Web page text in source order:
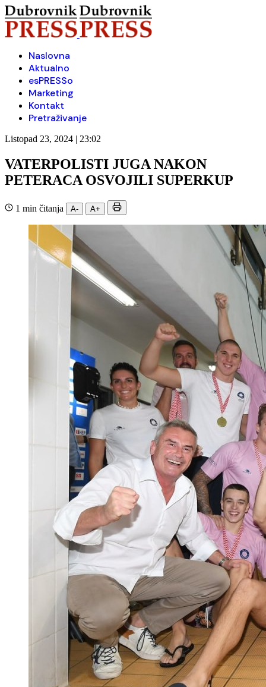
Naslovna
Aktualno
esPRESSo
Marketing
Kontakt
Pretraživanje
Listopad 23, 2024 | 23:02
VATERPOLISTI JUGA NAKON
PETERACA OSVOJILI SUPERKUP
1 min čitanja A- A+